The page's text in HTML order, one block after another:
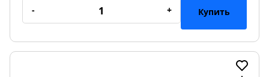
- + Купить